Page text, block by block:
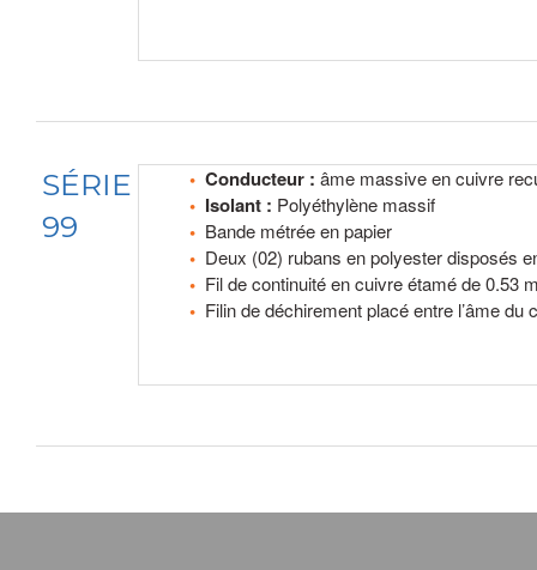
SÉRIE
99
Conducteur : âme massive en cuivre
Isolant : Polyéthylène massif
Bande métrée en papier
Deux (02) rubans en polyester disposés
Fil de continuité en cuivre étamé de 0.53
Filin de déchirement placé entre l’âme du